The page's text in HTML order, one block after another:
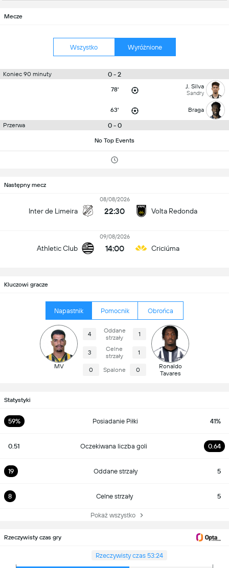
Mecze
Wszystko Wyróżnione
Koniec 90 minuty 0 - 2
78' J. Silva
Sandry
63' Braga
Przerwa 0 - 0
No Top Events
Następny mecz
Inter de Limeira
08/08/2026
22:30 Volta Redonda
Athletic Club
09/08/2026
14:00 Criciúma
Kluczowi gracze
Napastnik Pomocnik Obrońca
MV
4
Oddane
strzały
1
3
Celne
strzały
1
0 Spalone 0
Ronaldo
Tavares
Statystyki
59% Posiadanie Piłki 41%
0.51 Oczekiwana liczba goli 0.64
19 Oddane strzały 5
8 Celne strzały 5
Pokaż wszystko
Rzeczywisty czas gry
Rzeczywisty czas 53:24